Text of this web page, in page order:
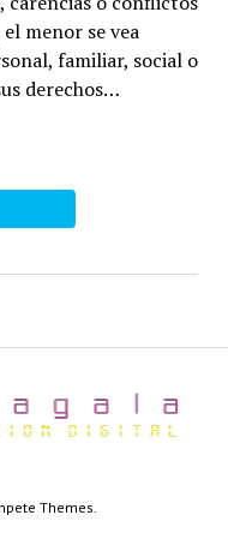
menor se vea
familiar, social o
derechos…
Themes.